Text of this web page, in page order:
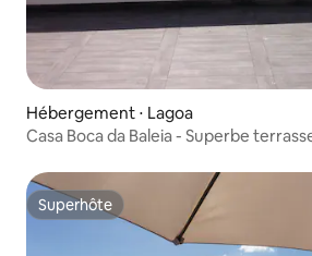
Hébergement ⋅ Lagoa
Casa Boca da Baleia - Superbe
Superhôte
Superhôte